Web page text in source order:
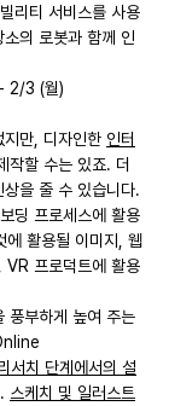
리티 서비스를 사용
의 로봇과 함께 인
2/3 (월)
만, 디자인한 인터
작할 수는 있죠. 더
을 줄 수 있습니다.
딩 프로세스에 활용
에 활용될 이미지, 웹
VR 프로덕트에 활용
풍부하게 높여 주는
서치 단계에서의 설
스케치 및 일러스트